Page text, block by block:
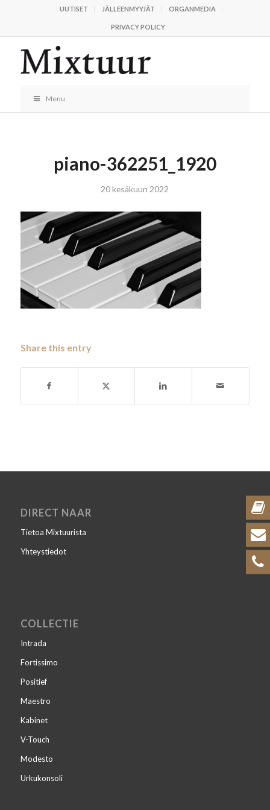
UUTISET JÄLLEENMYYJÄT ORGANMEDIA
PRIVACY POLICY
Menu
piano-362251_1920
20 kesäkuun 2022
Share this entry
DIRECT NAAR
Tietoa Mixtuurista
Yhteystiedot
COLLECTIE
Intrada
Fortissimo
Positief
Maestro
Kabinet
V-Touch
Modesto
Urkukonsoli